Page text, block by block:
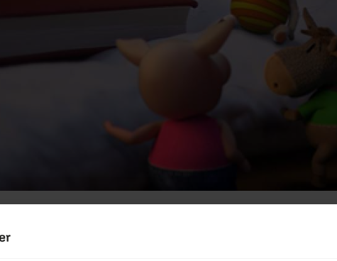
dem 25.08.2026 abspielbar.